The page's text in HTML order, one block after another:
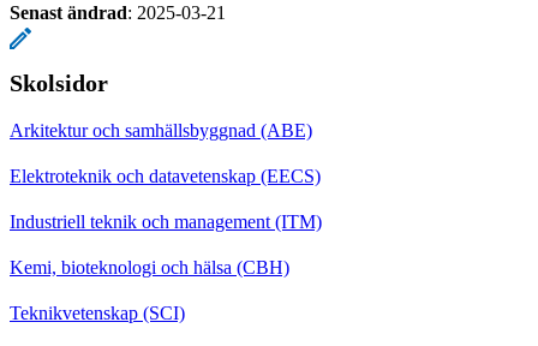
Senast ändrad: 2025-03-21
Skolsidor
Arkitektur och samhällsbyggnad (ABE)
Elektroteknik och datavetenskap (EECS)
Industriell teknik och management (ITM)
Kemi, bioteknologi och hälsa (CBH)
Teknikvetenskap (SCI)